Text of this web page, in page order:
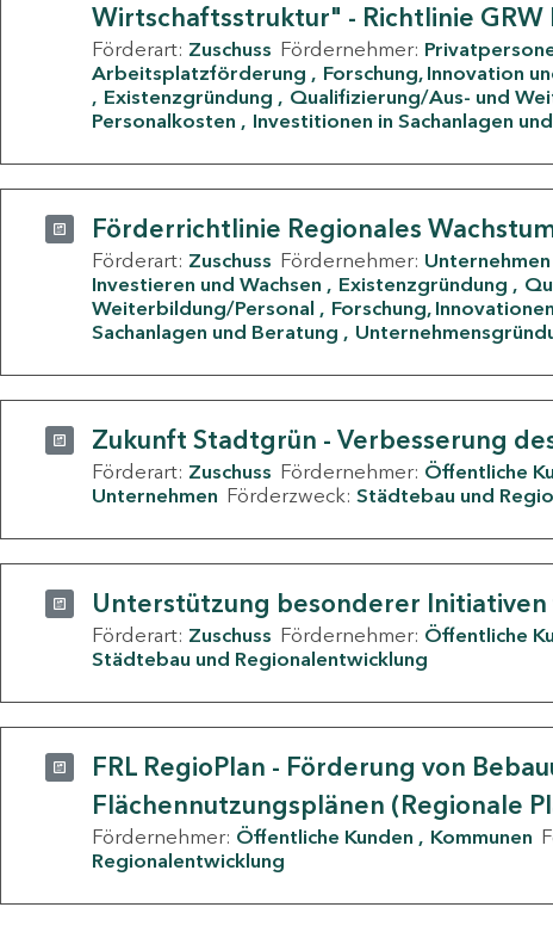
Wirtschaftsstruktur" - Richtlinie GRW
Förderart: Zuschuss Fördernehmer:
Arbeitsplatzförderung
Forschung, Innovation
Existenzgründung
Qualifizierung/Aus- und
Personalkosten
Investitionen in Sachanlagen
Förderrichtlinie Regionales
Förderart: Zuschuss Fördernehmer: Unternehmen
Investieren und Wachsen
Existenzgründung
Weiterbildung/Personal
Forschung,
Sachanlagen und Beratung
Zukunft Stadtgrün - Verbesserung
Förderart: Zuschuss Fördernehmer: Öffentliche
Unternehmen Förderzweck: Städtebau und
Unterstützung besonderer
Förderart: Zuschuss Fördernehmer: Öffentliche
Städtebau und Regionalentwicklung
FRL RegioPlan - Förderung von
Flächennutzungsplänen (Regionale
Fördernehmer: Öffentliche Kunden Kommunen
Regionalentwicklung